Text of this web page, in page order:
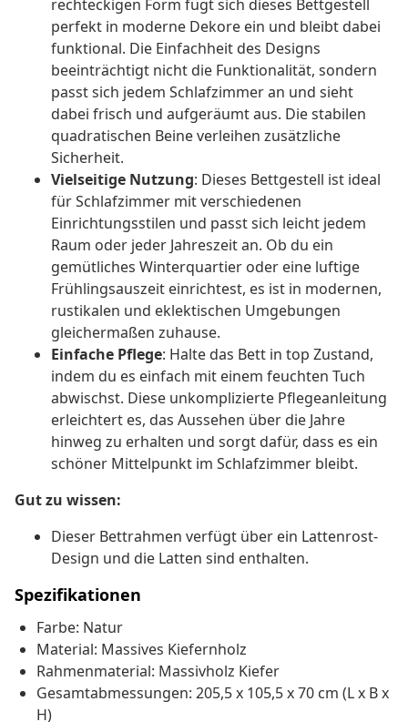
rechteckigen Form fügt sich dieses Bettgestell
perfekt in moderne Dekore ein und bleibt dabei
funktional. Die Einfachheit des Designs
beeinträchtigt nicht die Funktionalität, sondern
passt sich jedem Schlafzimmer an und sieht
dabei frisch und aufgeräumt aus. Die stabilen
quadratischen Beine verleihen zusätzliche
Sicherheit.
Vielseitige Nutzung: Dieses Bettgestell ist ideal
für Schlafzimmer mit verschiedenen
Einrichtungsstilen und passt sich leicht jedem
Raum oder jeder Jahreszeit an. Ob du ein
gemütliches Winterquartier oder eine luftige
Frühlingsauszeit einrichtest, es ist in modernen,
rustikalen und eklektischen Umgebungen
gleichermaßen zuhause.
Einfache Pflege: Halte das Bett in top Zustand,
indem du es einfach mit einem feuchten Tuch
abwischst. Diese unkomplizierte Pflegeanleitung
erleichtert es, das Aussehen über die Jahre
hinweg zu erhalten und sorgt dafür, dass es ein
schöner Mittelpunkt im Schlafzimmer bleibt.
Gut zu wissen:
Dieser Bettrahmen verfügt über ein Lattenrost-
Design und die Latten sind enthalten.
Spezifikationen
Farbe: Natur
Material: Massives Kiefernholz
Rahmenmaterial: Massivholz Kiefer
Gesamtabmessungen: 205,5 x 105,5 x 70 cm (L x B x
H)